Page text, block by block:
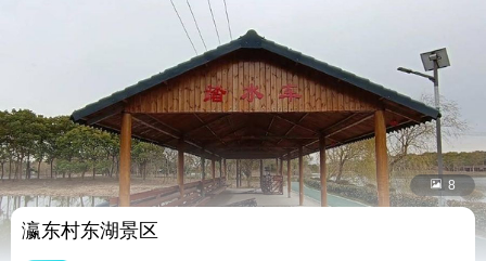
 8
瀛东村东湖景区